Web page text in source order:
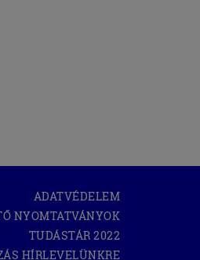
ADATVÉDELEM
NYOMTATVÁNYOK
TUDÁSTÁR 2022
HÍRLEVELÜNKRE